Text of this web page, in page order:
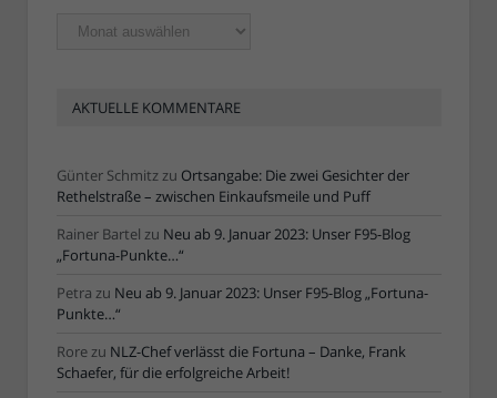
Ältere
Artikel
AKTUELLE KOMMENTARE
Günter Schmitzzu Ortsangabe: Die zwei Gesichter der
Rethelstraße – zwischen Einkaufsmeile und Puff
Rainer Bartel zu Neu ab 9. Januar 2023: Unser F95-Blog
„Fortuna-Punkte…“
Petra zu Neu ab 9. Januar 2023: Unser F95-Blog „Fortuna-
Punkte…“
Rorezu NLZ-Chef verlässt die Fortuna – Danke, Frank
Schaefer, für die erfolgreiche Arbeit!